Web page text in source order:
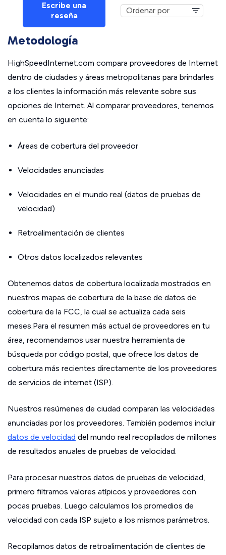
Escribe una
reseña
Metodología
HighSpeedInternet.com compara proveedores de Internet
dentro de ciudades y áreas metropolitanas para brindarles
a los clientes la información más relevante sobre sus
opciones de Internet. Al comparar proveedores, tenemos
en cuenta lo siguiente:
Áreas de cobertura del proveedor
Velocidades anunciadas
Velocidades en el mundo real (datos de pruebas de
velocidad)
Retroalimentación de clientes
Otros datos localizados relevantes
Obtenemos datos de cobertura localizada mostrados en
nuestros mapas de cobertura de la base de datos de
cobertura de la FCC, la cual se actualiza cada seis
meses.Para el resumen más actual de proveedores en tu
área, recomendamos usar nuestra herramienta de
búsqueda por código postal, que ofrece los datos de
cobertura más recientes directamente de los proveedores
de servicios de internet (ISP).
Nuestros resúmenes de ciudad comparan las velocidades
anunciadas por los proveedores. También podemos incluir
datos de velocidad del mundo real recopilados de millones
de resultados anuales de pruebas de velocidad.
Para procesar nuestros datos de pruebas de velocidad,
primero filtramos valores atípicos y proveedores con
pocas pruebas. Luego calculamos los promedios de
velocidad con cada ISP sujeto a los mismos parámetros.
Recopilamos datos de retroalimentación de clientes de